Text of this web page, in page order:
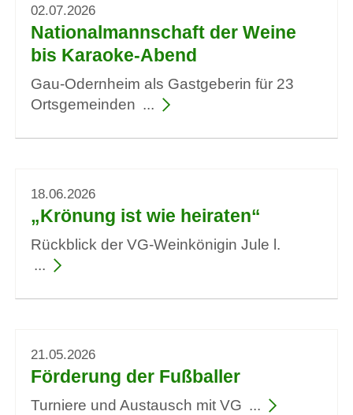
02.07.2026
Nationalmannschaft der Weine
bis Karaoke-Abend
Gau-Odernheim als Gastgeberin für 23
Ortsgemeinden
18.06.2026
„Krönung ist wie heiraten“
Rückblick der VG-Weinkönigin Jule l.
21.05.2026
Förderung der Fußballer
Turniere und Austausch mit VG